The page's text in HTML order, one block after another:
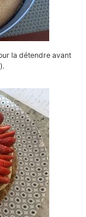
la détendre avant